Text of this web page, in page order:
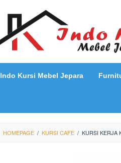
Indo Kursi Mebel Jepara
HOMEPAGE / KURSI CAFE / KURSI KERJA